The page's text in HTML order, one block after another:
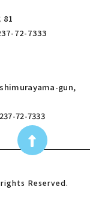
81
72-7333
gun,
72-7333
Reserved.